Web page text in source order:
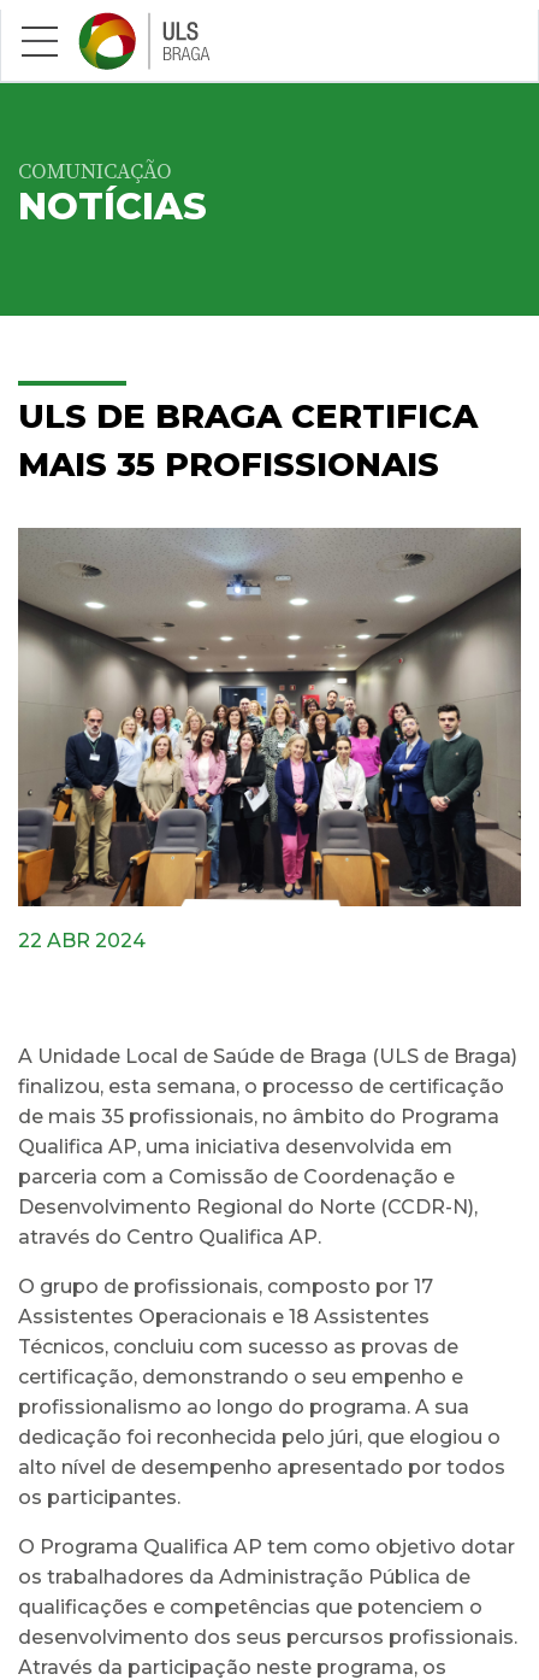
Saltar para conteúdo principal
COMUNICAÇÃO
NOTÍCIAS
ULS DE BRAGA CERTIFICA
MAIS 35 PROFISSIONAIS
22 ABR 2024
A Unidade Local de Saúde de Braga (ULS de Braga)
finalizou, esta semana, o processo de certificação
de mais 35 profissionais, no âmbito do Programa
Qualifica AP, uma iniciativa desenvolvida em
parceria com a Comissão de Coordenação e
Desenvolvimento Regional do Norte (CCDR-N),
através do Centro Qualifica AP.
O grupo de profissionais, composto por 17
Assistentes Operacionais e 18 Assistentes
Técnicos, concluiu com sucesso as provas de
certificação, demonstrando o seu empenho e
profissionalismo ao longo do programa. A sua
dedicação foi reconhecida pelo júri, que elogiou o
alto nível de desempenho apresentado por todos
os participantes.
O Programa Qualifica AP tem como objetivo dotar
os trabalhadores da Administração Pública de
qualificações e competências que potenciem o
desenvolvimento dos seus percursos profissionais.
Através da participação neste programa, os